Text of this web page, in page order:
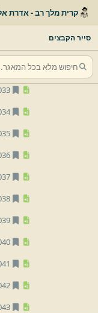
קרית מלך רב - אדרת
סייר הקבצים